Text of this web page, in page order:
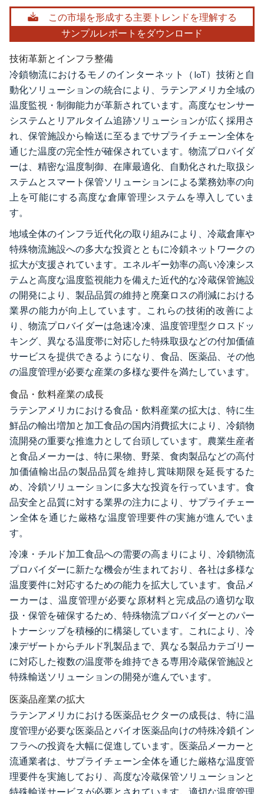
この市場を形成する主要トレンドを理解する
サンプルレポートをダウンロード
技術革新とインフラ整備
冷鎖物流におけるモノのインターネット（IoT）技術と自
動化ソリューションの統合により、ラテンアメリカ全域の
温度監視・制御能力が革新されています。高度なセンサー
システムとリアルタイム追跡ソリューションが広く採用さ
れ、保管施設から輸送に至るまでサプライチェーン全体を
通じた温度の完全性が確保されています。物流プロバイダ
ーは、精密な温度制御、在庫最適化、自動化された取扱シ
ステムとスマート保管ソリューションによる業務効率の向
上を可能にする高度な倉庫管理システムを導入していま
す。
地域全体のインフラ近代化の取り組みにより、冷蔵倉庫や
特殊物流施設への多大な投資とともに冷鎖ネットワークの
拡大が支援されています。エネルギー効率の高い冷凍シス
テムと高度な温度監視能力を備えた近代的な冷蔵保管施設
の開発により、製品品質の維持と廃棄ロスの削減における
業界の能力が向上しています。これらの技術的改善によ
り、物流プロバイダーは急速冷凍、温度管理型クロスドッ
キング、異なる温度帯に対応した特殊取扱などの付加価値
サービスを提供できるようになり、食品、医薬品、その他
の温度管理が必要な産業の多様な要件を満たしています。
食品・飲料産業の成長
ラテンアメリカにおける食品・飲料産業の拡大は、特に生
鮮品の輸出増加と加工食品の国内消費拡大により、冷鎖物
流開発の重要な推進力として台頭しています。農業生産者
と食品メーカーは、特に果物、野菜、食肉製品などの高付
加価値輸出品の製品品質を維持し賞味期限を延長するた
め、冷鎖ソリューションに多大な投資を行っています。食
品安全と品質に対する業界の注力により、サプライチェー
ン全体を通じた厳格な温度管理要件の実施が進んでいま
す。
冷凍・チルド加工食品への需要の高まりにより、冷鎖物流
プロバイダーに新たな機会が生まれており、各社は多様な
温度要件に対応するための能力を拡大しています。食品メ
ーカーは、温度管理が必要な原材料と完成品の適切な取
扱・保管を確保するため、特殊物流プロバイダーとのパー
トナーシップを積極的に構築しています。これにより、冷
凍デザートからチルド乳製品まで、異なる製品カテゴリー
に対応した複数の温度帯を維持できる専用冷蔵保管施設と
特殊輸送ソリューションの開発が進んでいます。
医薬品産業の拡大
ラテンアメリカにおける医薬品セクターの成長は、特に温
度管理が必要な医薬品とバイオ医薬品向けの特殊冷鎖イン
フラへの投資を大幅に促進しています。医薬品メーカーと
流通業者は、サプライチェーン全体を通じた厳格な温度管
理要件を実施しており、高度な冷蔵保管ソリューションと